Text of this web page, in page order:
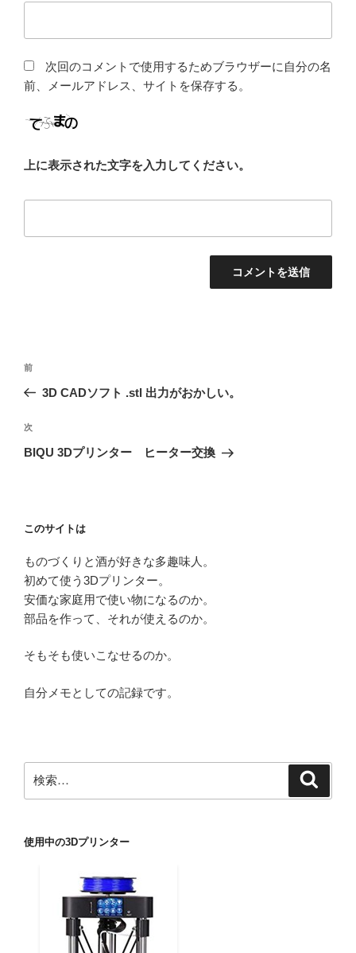
次回のコメントで使用するためブラウザーに自分の名
前、メールアドレス、サイトを保存する。
上に表示された文字を入力してください。
投
ナ
ビ
ゲ
ン
前
の
稿
前
3D CADソフト .stl 出力がおかしい。
次
の
次
BIQU 3Dプリンター ヒーター交換
このサイトは
ものづくりと酒が好きな多趣味人。
初めて使う3Dプリンター。
安価な家庭用で使い物になるのか。
部品を作って、それが使えるのか。
そもそも使いこなせるのか。
自分メモとしての記録です。
索:
使用中の3Dプリンター